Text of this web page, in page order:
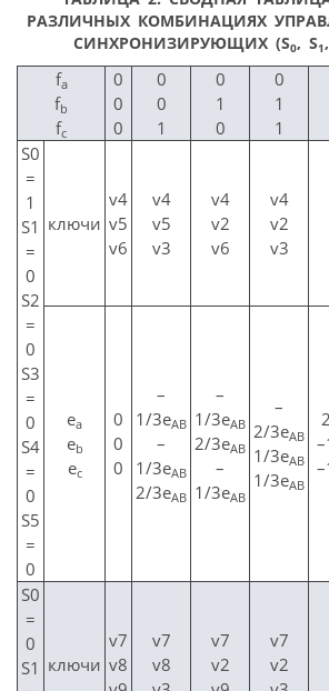
РАЗЛИЧНЫХ КОМБИНАЦИЯХ
СИНХРОНИЗИРУЮЩИХ (S0, S1
fa
fb
fc
0
0
0
0
0
1
0
1
0
0
1
1
S0
=
1
S1
=
0
S2
=
0
S3
=
0
S4
=
0
S5
=
0
ключи
v4
v5
v6
v4
v5
v3
v4
v2
v6
v4
v2
v3
еа
еb
еc
0
0
0
–
1/3eAB
–
1/3eAB
2/3eAB
–
1/3eAB
2/3eAB
–
1/3eAB
–
2/3eAB
1/3eAB
1/3eAB
S0
=
0
S1 ключи
v7
v8
v7
v8
v7
v2
v7
v2